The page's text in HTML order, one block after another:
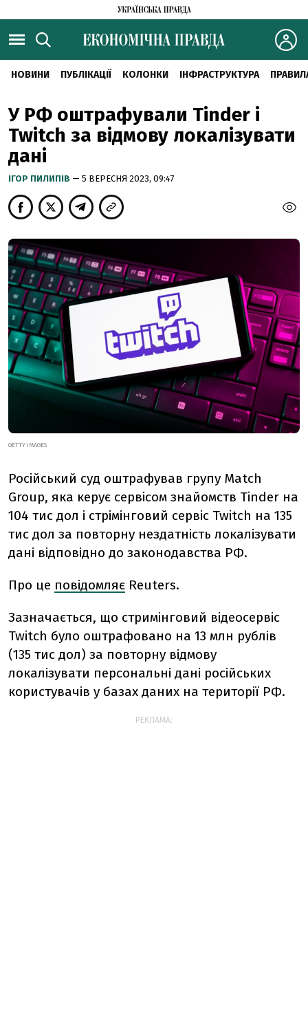
НОВИНИ ПУБЛІКАЦІЇ КОЛОНКИ ІНФРАСТРУКТУРА
У РФ оштрафували Tinder і
Twitch за відмову локалізувати
дані
ІГОР ПИЛИПІВ — 5 ВЕРЕСНЯ 2023, 09:47
GETTY IMAGES
Російський суд оштрафував групу Match
Group, яка керує сервісом знайомств Tinder на
104 тис дол і стрімінговий сервіс Twitch на 135
тис дол за повторну нездатність локалізувати
дані відповідно до законодавства РФ.
Про це повідомляє Reuters.
Зазначається, що стримінговий відеосервіс
Twitch було оштрафовано на 13 млн рублів
(135 тис дол) за повторну відмову
локалізувати персональні дані російських
користувачів у базах даних на території РФ.
РЕКЛАМА: